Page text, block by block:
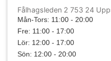
Fålhagsleden 2 753 24
Mån-Tors: 11:00 - 20:00
Fre: 11:00 - 17:00
Lör: 12:00 - 17:00
Sön: 12:00 - 20:00